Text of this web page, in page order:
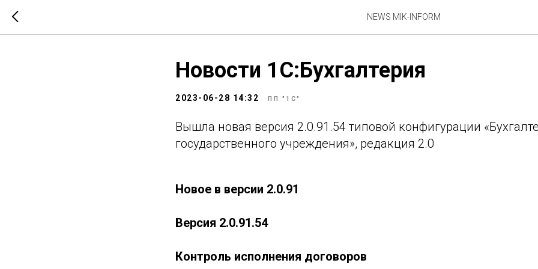
NEWS MIK-INFORM
Новости 1С:Бухгалтерия
2023-06-28 14:32 ПП "1С"
Вышла новая версия 2.0.91.54 типовой конфигурации
государственного учреждения», редакция 2.0
Новое в версии 2.0.91
Версия 2.0.91.54
Контроль исполнения договоров